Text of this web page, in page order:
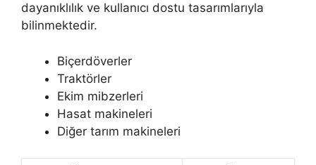
dayanıklılık ve kullanıcı dostu tasarımlarıyla
bilinmektedir.
Biçerdöverler
Traktörler
Ekim mibzerleri
Hasat makineleri
Diğer tarım makineleri